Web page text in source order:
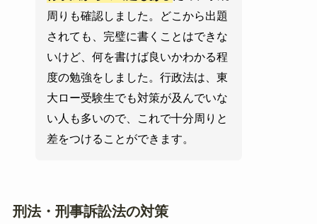
周りも確認しました。どこから出題
されても、完璧に書くことはできな
いけど、何を書けば良いかわかる程
度の勉強をしました。行政法は、東
大ロー受験生でも対策が及んでいな
い人も多いので、これで十分周りと
差をつけることができます。
刑法・刑事訴訟法の対策